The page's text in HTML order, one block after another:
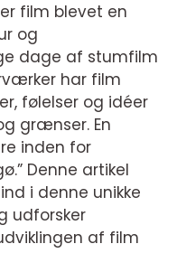
film blevet en
og
dage af stumfilm
har film
følelser og idéer
grænser. En
inden for
Denne artikel
i denne unikke
udforsker
af film